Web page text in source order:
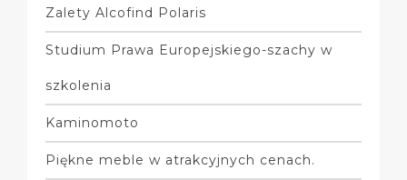
Zalety Alcofind Polaris
Studium Prawa Europejskiego-szachy w
szkolenia
Kaminomoto
Piękne meble w atrakcyjnych cenach.